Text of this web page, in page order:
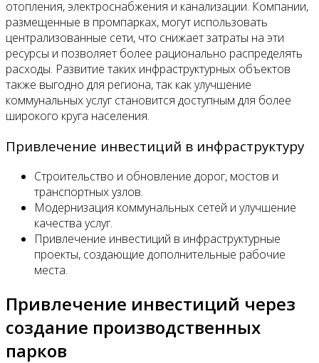
отопления, электроснабжения и канализации. Компании,
размещенные в промпарках, могут использовать
централизованные сети, что снижает затраты на эти
ресурсы и позволяет более рационально распределять
расходы. Развитие таких инфраструктурных объектов
также выгодно для региона, так как улучшение
коммунальных услуг становится доступным для более
широкого круга населения.
Привлечение инвестиций в инфраструктуру
Строительство и обновление дорог, мостов и
транспортных узлов.
Модернизация коммунальных сетей и улучшение
качества услуг.
Привлечение инвестиций в инфраструктурные
проекты, создающие дополнительные рабочие
места.
Привлечение инвестиций через
создание производственных
парков